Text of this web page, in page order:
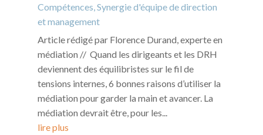
Compétences,Synergie d'équipe de direction
et management
Article rédigé par Florence Durand, experte en
médiation // Quand les dirigeants et les DRH
deviennent des équilibristes sur le fil de
tensions internes, 6 bonnes raisons d’utiliser la
médiation pour garder la main et avancer. La
médiation devrait être, pour les...
lire plus